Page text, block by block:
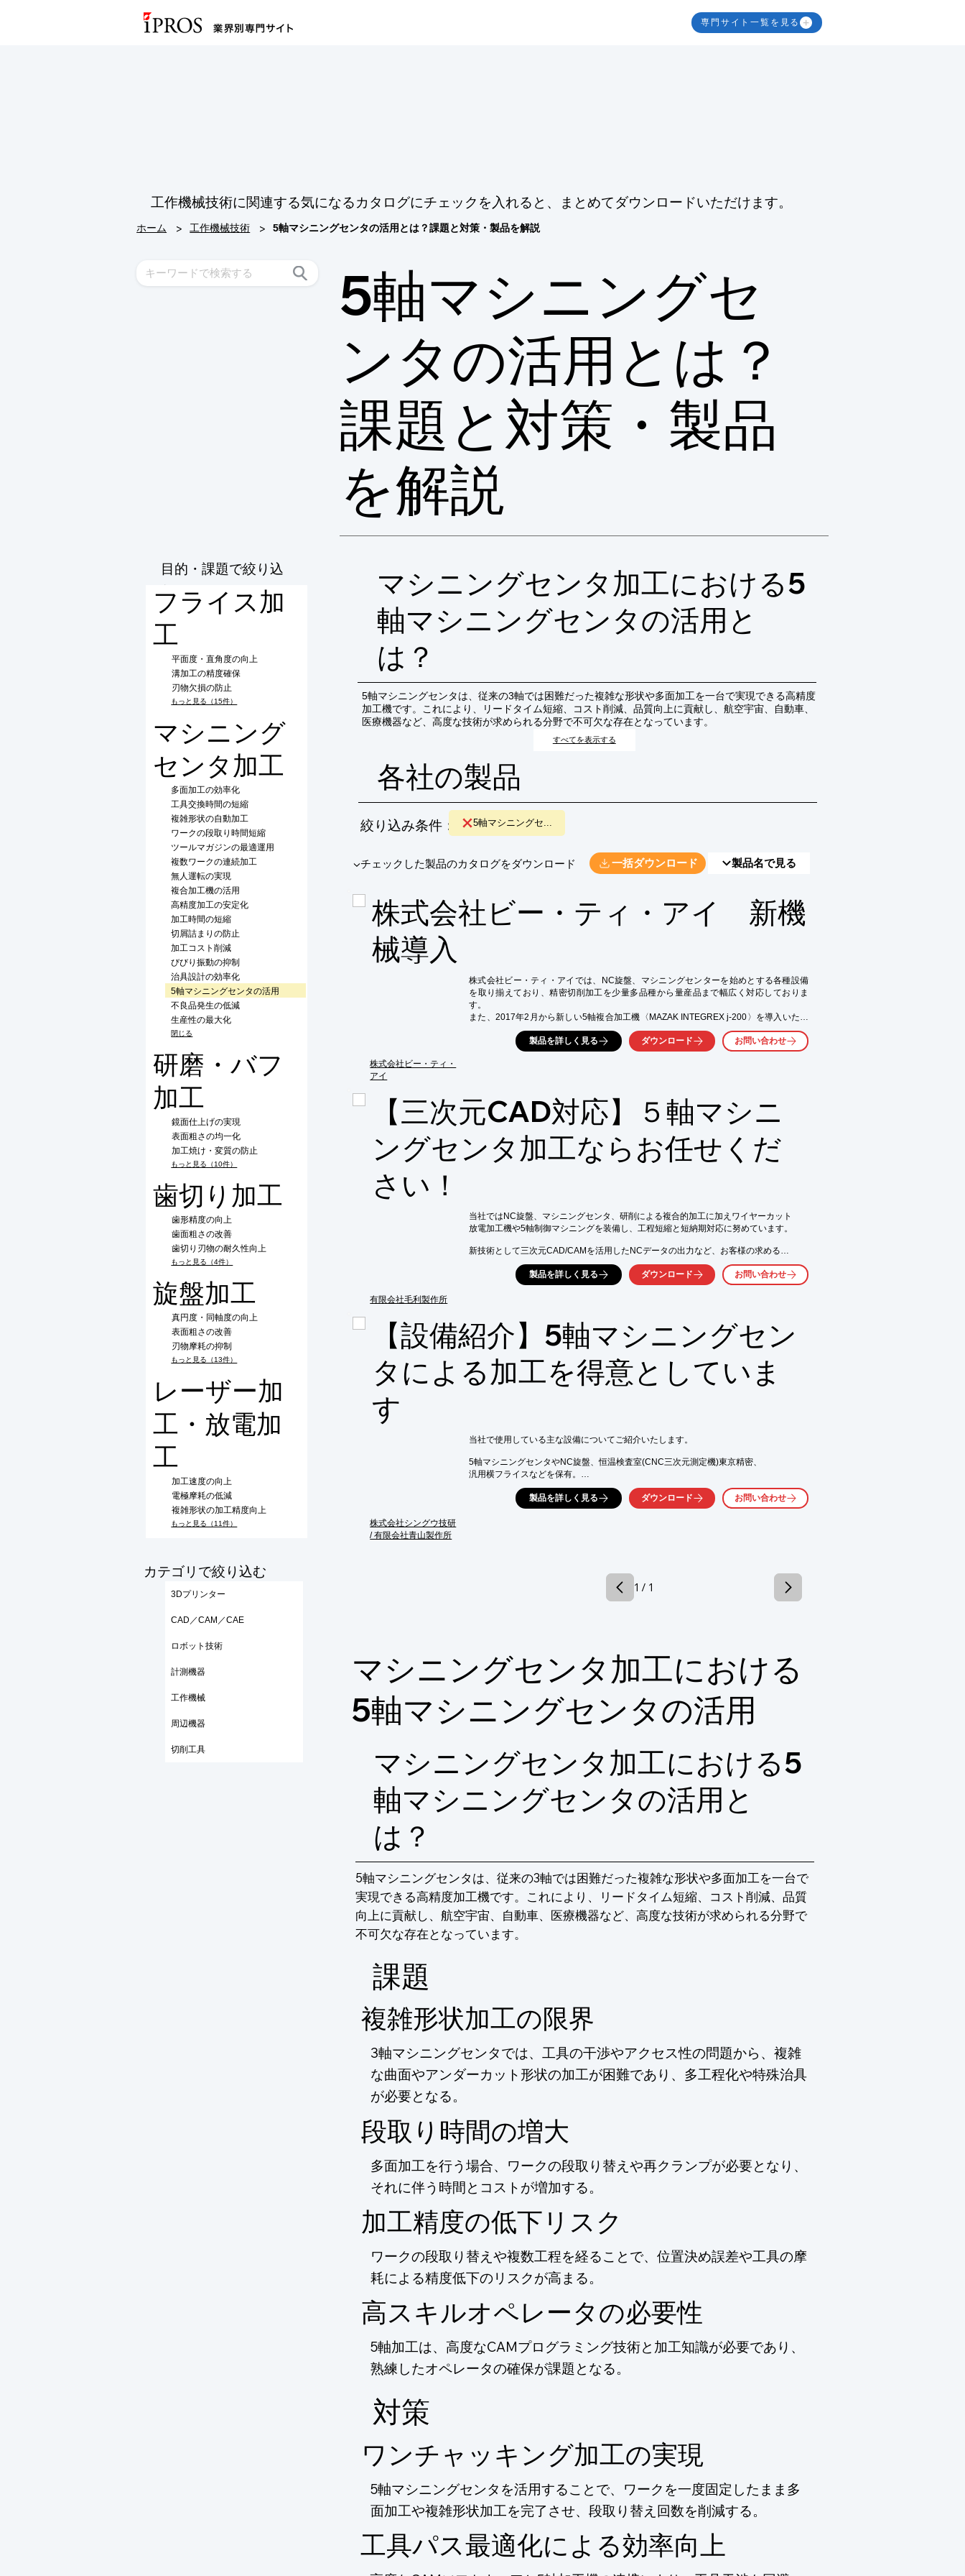
専門サイト一覧を見る
工作機械技術に関連する気になるカタログにチェックを入れると、まとめてダウンロードいただけます。
ホーム > 工作機械技術 > 5軸マシニングセンタの活用とは？課題と対策・製品を解説
5軸マシニングセ
ンタの活用とは？
課題と対策・製品
を解説
目的・課題で絞り込
む
フライス加
工
平面度・直角度の向上
溝加工の精度確保
刃物欠損の防止
もっと見る（15件）
マシニング
センタ加工
多面加工の効率化
工具交換時間の短縮
複雑形状の自動加工
ワークの段取り時間短縮
ツールマガジンの最適運用
複数ワークの連続加工
無人運転の実現
複合加工機の活用
高精度加工の安定化
加工時間の短縮
切屑詰まりの防止
加工コスト削減
びびり振動の抑制
治具設計の効率化
5軸マシニングセンタの活用
不良品発生の低減
生産性の最大化
閉じる
研磨・バフ
加工
鏡面仕上げの実現
表面粗さの均一化
加工焼け・変質の防止
もっと見る（10件）
歯切り加工
歯形精度の向上
歯面粗さの改善
歯切り刃物の耐久性向上
もっと見る（4件）
旋盤加工
真円度・同軸度の向上
表面粗さの改善
刃物摩耗の抑制
もっと見る（13件）
レーザー加
工・放電加
工
加工速度の向上
電極摩耗の低減
複雑形状の加工精度向上
もっと見る（11件）
​カテゴリで絞り込む
3Dプリンター
CAD／CAM／CAE
ロボット技術
計測機器
工作機械
周辺機器
切削工具
マシニングセンタ加工における5
軸マシニングセンタの活用と
は？
5軸マシニングセンタは、従来の3軸では困難だった複雑な形状や多面加工を一台で実現できる高精度
加工機です。これにより、リードタイム短縮、コスト削減、品質向上に貢献し、航空宇宙、自動車、
医療機器など、高度な技術が求められる分野で不可欠な存在となっています。
すべてを表示する
各社の製品
絞り込み条件： 5軸マシニングセ...
​▼チェックした製品のカタログをダウンロード 一括ダウンロード 製品名で見る
株式会社ビー・ティ・アイ 新機
械導入
株式会社ビー・ティ・
アイ
株式会社ビー・ティ・アイでは、NC旋盤、マシニングセンターを始めとする各種設備
を取り揃えており、精密切削加工を少量多品種から量産品まで幅広く対応しておりま
す。
また、2017年2月から新しい5軸複合加工機〈MAZAK INTEGREX j-200〉を導入いたし
5軸複合加工機〈MAZAK INTEGREX j-200〉の導入により、最大加工径φ500mm、最大
製品を詳しく見る ダウンロード お問い合わせ
【三次元CAD対応】５軸マシニ
ングセンタ加工ならお任せくだ
さい！
有限会社毛利製作所
当社ではNC旋盤、マシニングセンタ、研削による複合的加工に加えワイヤーカット
放電加工機や5軸制御マシニングを装備し、工程短縮と短納期対応に努めています。
新技術として三次元CAD/CAMを活用したNCデータの出力など、お客様の求める
付加価値向上にも貢献できるようになりました。
ご要望をお聞きしながら、納期・品質・価格に対し誠意をもってお応えします。
■NC旋盤・マシニングセンタ・円筒、平面研削盤・ワイヤー放電加工機等の
工作機械による複合的加工
■CADデータからの三次元加工
※詳しくはPDF資料をご覧いただくか、お気軽にお問い合わせ下さい。
製品を詳しく見る ダウンロード お問い合わせ
【設備紹介】5軸マシニングセン
タによる加工を得意としていま
す
株式会社シングウ技研
/ 有限会社青山製作所
当社で使用している主な設備についてご紹介いたします。
5軸マシニングセンタやNC旋盤、恒温検査室(CNC三次元測定機)東京精密、
汎用横フライスなどを保有。
マシニングセンタは、レニショータッチセンサーを使用しているため、
高精度な原点出しが可能です。
製品を詳しく見る ダウンロード お問い合わせ
1 / 1
マシニングセンタ加工における
5軸マシニングセンタの活用
マシニングセンタ加工における5
軸マシニングセンタの活用と
は？
5軸マシニングセンタは、従来の3軸では困難だった複雑な形状や多面加工を一台で
実現できる高精度加工機です。これにより、リードタイム短縮、コスト削減、品質
向上に貢献し、航空宇宙、自動車、医療機器など、高度な技術が求められる分野で
不可欠な存在となっています。
​課題
複雑形状加工の限界
3軸マシニングセンタでは、工具の干渉やアクセス性の問題から、複雑
な曲面やアンダーカット形状の加工が困難であり、多工程化や特殊治具
が必要となる。
段取り時間の増大
多面加工を行う場合、ワークの段取り替えや再クランプが必要となり、
それに伴う時間とコストが増加する。
加工精度の低下リスク
ワークの段取り替えや複数工程を経ることで、位置決め誤差や工具の摩
耗による精度低下のリスクが高まる。
高スキルオペレータの必要性
5軸加工は、高度なCAMプログラミング技術と加工知識が必要であり、
熟練したオペレータの確保が課題となる。
​対策
ワンチャッキング加工の実現
5軸マシニングセンタを活用することで、ワークを一度固定したまま多
面加工や複雑形状加工を完了させ、段取り替え回数を削減する。
工具パス最適化による効率向上